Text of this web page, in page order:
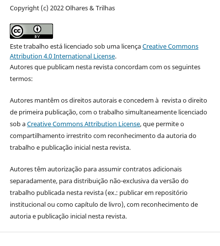
Copyright (c) 2022 Olhares & Trilhas
Este trabalho está licenciado sob uma licençaCreative Commons
Attribution 4.0 International License.
Autores que publicam nesta revista concordam com os seguintes
termos:
Autores mantêm os direitos autorais e concedem à revista o direito
de primeira publicação, com o trabalho simultaneamente licenciado
sob aCreative Commons Attribution License, que permite o
compartilhamento irrestrito com reconhecimento da autoria do
trabalho e publicação inicial nesta revista.
Autores têm autorização para assumir contratos adicionais
separadamente, para distribuição não-exclusiva da versão do
trabalho publicada nesta revista (ex.: publicar em repositório
institucional ou como capítulo de livro), com reconhecimento de
autoria e publicação inicial nesta revista.